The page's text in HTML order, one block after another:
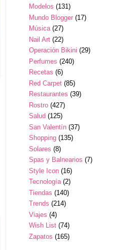
Modelos (131)
Mundo Blogger (17)
Música (27)
Nail Art (22)
Operación Bikini (29)
Perfumes (240)
Recetas (6)
Red Carpet (85)
Restaurantes (39)
Rostro (427)
Salud (125)
San Valentín (37)
Shopping (135)
Solares (8)
Spas y Balnearios (7)
Style Icon (16)
Tecnología (2)
Tiendas (140)
Trends (214)
Viajes (4)
Wish List (74)
Zapatos (165)